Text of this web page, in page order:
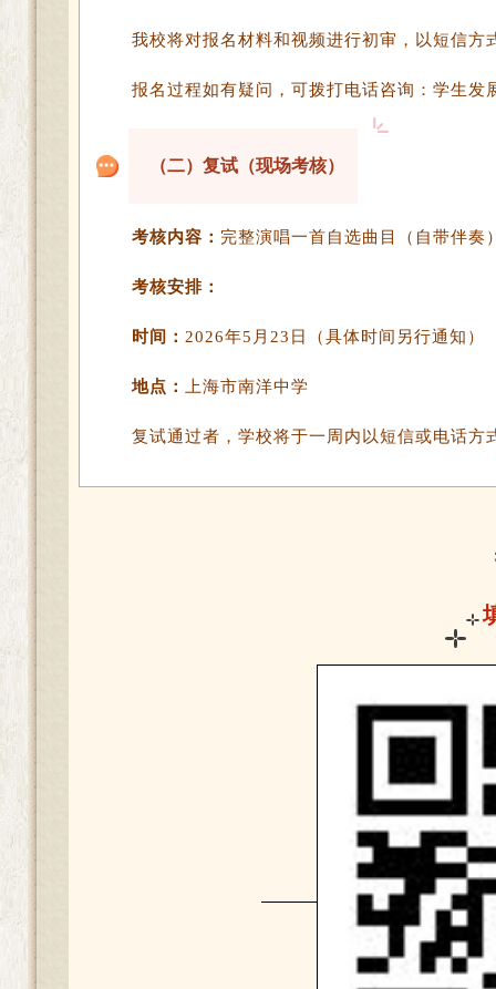
我校将对报名材料和视频进行初审，以短信方
报名过程如有疑问，可拨打电话咨询：学生
（二）复试（现场考核）
考核内容： 完整演唱一首自选曲目（自带伴奏
考核安排：
时间：2026年5月23日（具体时间另行通知）
地点：上海市南洋中学
复试通过者，学校将于一周内以短信或电话方